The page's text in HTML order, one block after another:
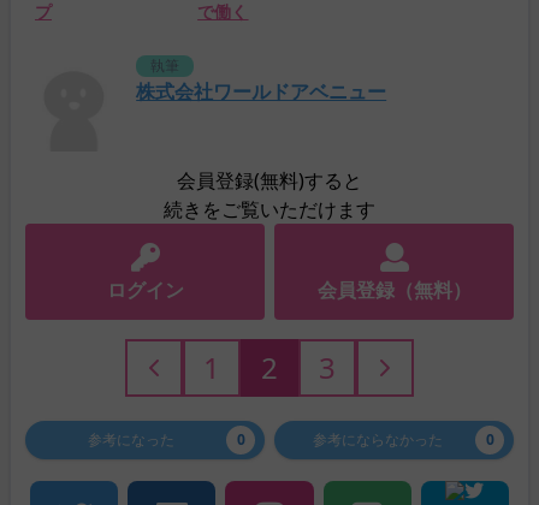
プ
で働く
執筆
株式会社ワールドアベニュー
会員登録(無料)すると
続きをご覧いただけます
ログイン 会員登録（無料）
1 2 3
参考になった 0 参考にならなかった 0